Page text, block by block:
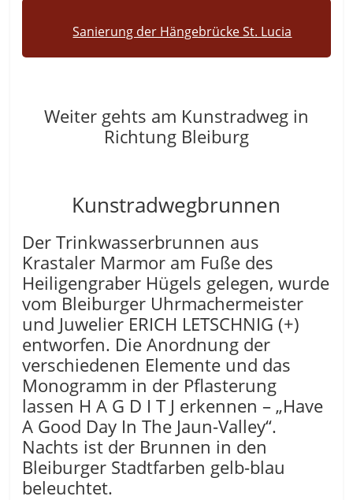
Sanierung der Hängebrücke St. Lucia
Weiter gehts am Kunstradweg in
Richtung Bleiburg
Kunstradwegbrunnen
Der Trinkwasserbrunnen aus
Krastaler Marmor am Fuße des
Heiligengraber Hügels gelegen, wurde
vom Bleiburger Uhrmachermeister
und Juwelier ERICH LETSCHNIG (+)
entworfen. Die Anordnung der
verschiedenen Elemente und das
Monogramm in der Pflasterung
lassen H A G D I T J erkennen – „Have
A Good Day In The Jaun-Valley“.
Nachts ist der Brunnen in den
Bleiburger Stadtfarben gelb-blau
beleuchtet.